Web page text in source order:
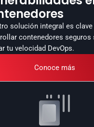
solución integral es clave
contenedores seguros
tu velocidad DevOps.
Conoce más